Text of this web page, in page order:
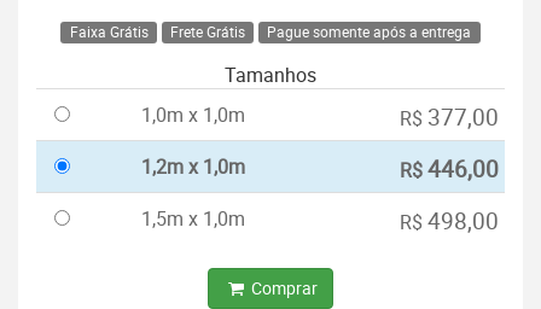
Faixa Grátis Frete Grátis Pague somente após a entrega
Tamanhos
1,0m x 1,0m
R$ 377,00
1,2m x 1,0m R$446,00
1,5m x 1,0m R$ 498,00
Comprar